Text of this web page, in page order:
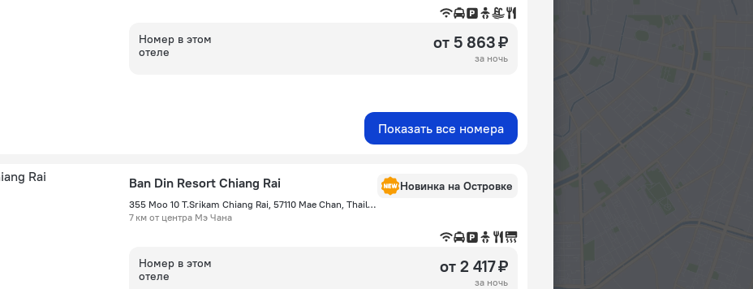
Номер в этом
отеле
от 5 863 ₽
за ночь
Показать все номера
Ban Din Resort Chiang Rai
355 Moo 10 T.Srikam Chiang Rai, 57110 Mae Chan, Thailand, Мэ Чан
7 км от центра Мэ Чана
Новинка на Островке
Номер в этом
отеле
от 2 417 ₽
за ночь